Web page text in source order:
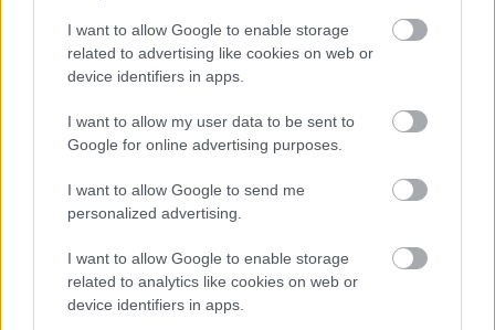
I want to allow Google to enable storage
related to advertising like cookies on web or
device identifiers in apps.
I want to allow my user data to be sent to
Google for online advertising purposes.
I want to allow Google to send me
personalized advertising.
I want to allow Google to enable storage
related to analytics like cookies on web or
device identifiers in apps.
Azerdeifenyő (Pinus sylvestris)aPinus (fenyő vagy
hosszútűs fenyő) nemzetségbe tartozó faj, az egyik
Származása, elterjedése
(Holarktikus) flórabirodalomban honos. A fenyő
nemzetség legelterjedtebb faja: Spanyolországtól Kelet-
boreális flóraterület három domináns fenyőjének egyike
(a luc és a vörösfenyő mellett).
A feltehetően Kelet-Ázsiából származó faj már a